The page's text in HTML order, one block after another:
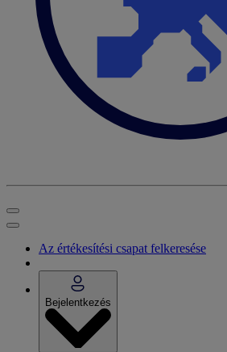
Az értékesítési csapat felkeresése
Bejelentkezés